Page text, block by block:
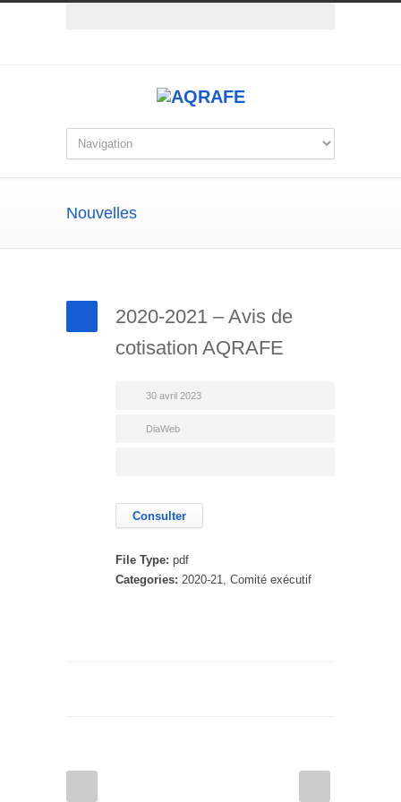
Nouvelles
2020-2021 – Avis de
cotisation AQRAFE
30 avril 2023
DiaWeb
Consulter
File Type: pdf
Categories: 2020-21, Comité exécutif